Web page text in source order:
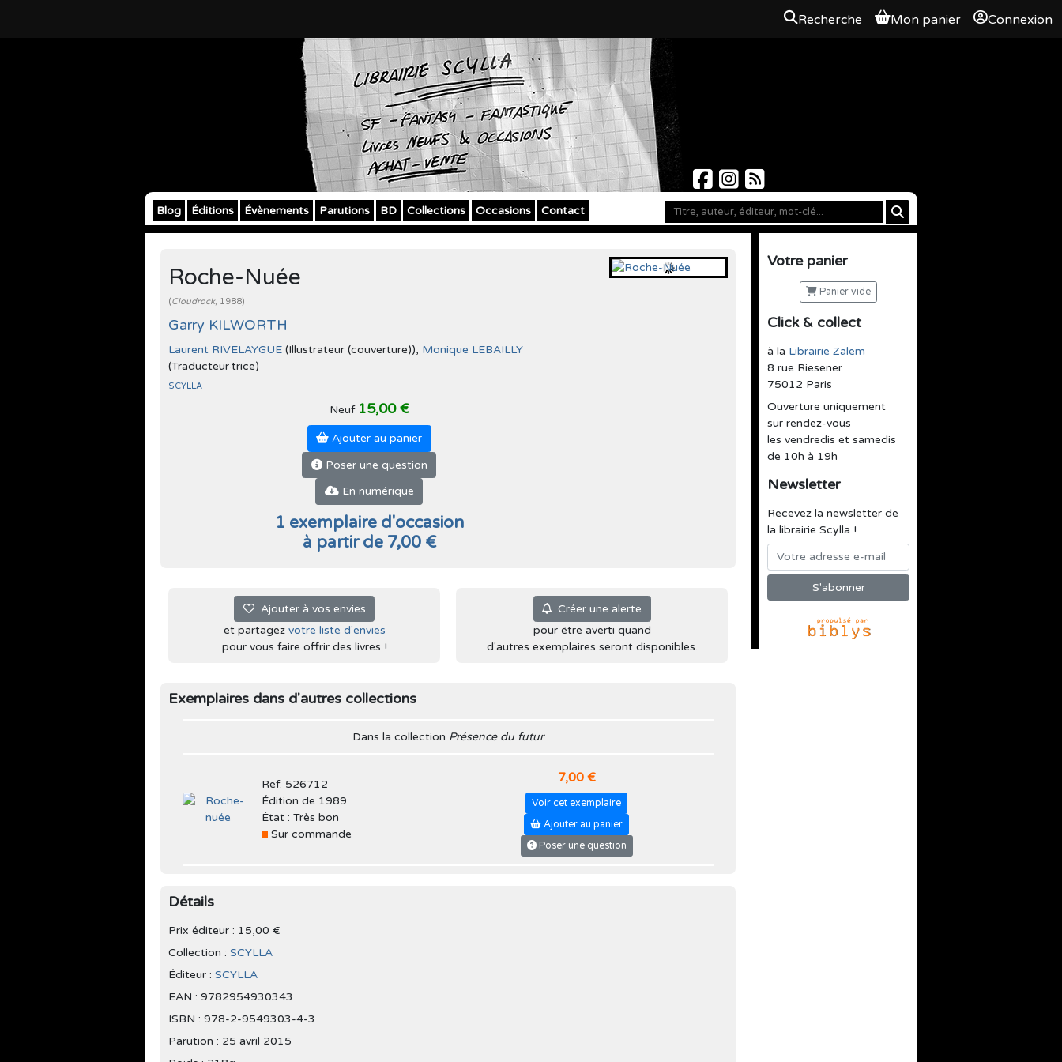
Recherche Mon panier Connexion
Blog Éditions Évènements Parutions BD Collections Occasions Contact
Votre panier
Panier vide
Click & collect
à la Librairie Zalem
8 rue Riesener
75012 Paris
Ouverture uniquement
sur rendez-vous
les vendredis et samedis
de 10h à 19h
Newsletter
Recevez la newsletter de
la librairie Scylla !
Roche-Nuée
(Cloudrock, 1988)
Garry KILWORTH
Laurent RIVELAYGUE (Illustrateur (couverture)), Monique LEBAILLY
(Traducteur·trice)
SCYLLA
Neuf 15,00 €
Ajouter au panier
Poser une question
En numérique
1 exemplaire d'occasion
à partir de 7,00 €
Ajouter à vos envies
et partagez votre liste d'envies
pour vous faire offrir des livres !
Créer une alerte
pour être averti quand
d'autres exemplaires seront disponibles.
Exemplaires dans d'autres collections
Dans la collection Présence du futur
Ref. 526712
Édition de 1989
État : Très bon
Sur commande
7,00 €
Voir cet exemplaire
Ajouter au panier
Poser une question
Détails
Prix éditeur : 15,00 €
Collection : SCYLLA
Éditeur : SCYLLA
EAN : 9782954930343
ISBN : 978-2-9549303-4-3
Parution : 25 avril 2015